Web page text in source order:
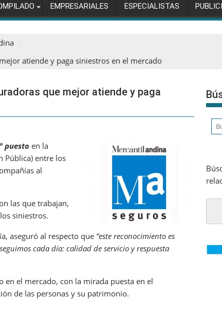
EMPRESARIALES ESPECIALISTAS
atiende y paga siniestros en el mercado
que mejor atiende y paga
puesto en la
Pública) entre los
al
las que trabajan,
siniestros.
aseguró al respecto que “este reconocimiento es
cada día: calidad de servicio y respuesta
el mercado, con la mirada puesta en el
de las personas y su patrimonio.